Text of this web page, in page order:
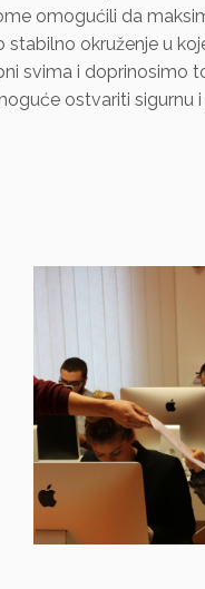
omogućili da
okruženje u
svima i doprinosimo
ostvariti sigurnu